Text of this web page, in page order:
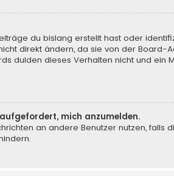
du bislang erstellt hast oder
direkt ändern, da sie von der Board-
dulden dieses Verhalten nicht und
mich anzumelden.
an andere Benutzer nutzen,